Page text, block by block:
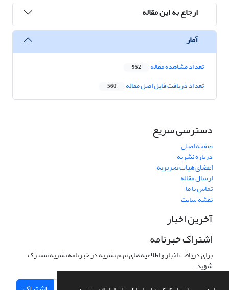
ارجاع به این مقاله
آمار
تعداد مشاهده مقاله 952
تعداد دریافت فایل اصل مقاله 560
دسترسی سریع
صفحه اصلی
درباره نشریه
اعضای هیات تحریریه
ارسال مقاله
تماس با ما
نقشه سایت
آخرین اخبار
اشتراک خبرنامه
برای دریافت اخبار و اطلاعیه های مهم نشریه در خبرنامه نشریه مشترک
شوید.